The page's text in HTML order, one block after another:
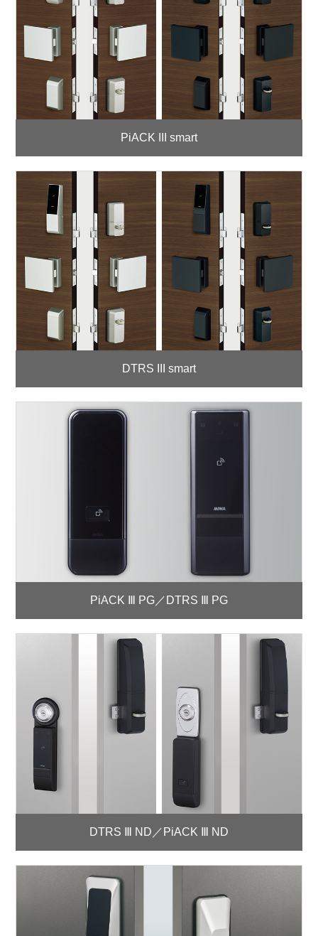
PiACK III smart
DTRS III smart
PiACK Ⅲ PG／DTRS Ⅲ PG
DTRS Ⅲ ND／PiACK Ⅲ ND